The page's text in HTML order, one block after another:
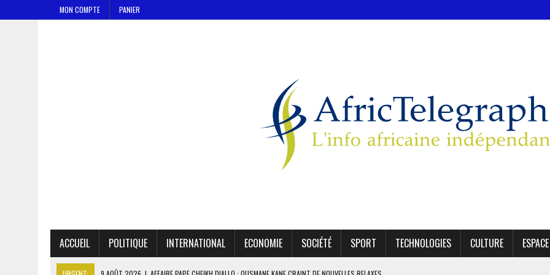
MON COMPTE PANIER
ACCUEIL POLITIQUE INTERNATIONAL ECONOMIE SOCIÉTÉ SPORT TECHNOLOGIES CULTURE